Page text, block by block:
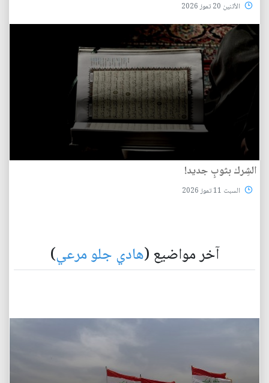
الأثنين 20 تموز 2026
الشِرك بثوبٍ جديد!
السبت 11 تموز 2026
آخر مواضيع (هادي جلو مرعي)